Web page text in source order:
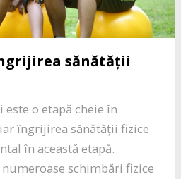
sănătății
o etapă cheie în
îngrijirea sănătății fizice
în această etapă.
schimbări fizice